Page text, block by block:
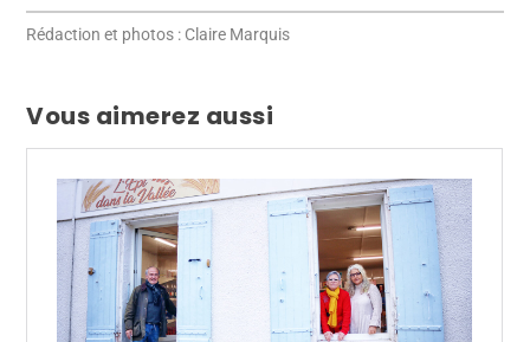
Rédaction et photos : Claire Marquis
Vous aimerez aussi